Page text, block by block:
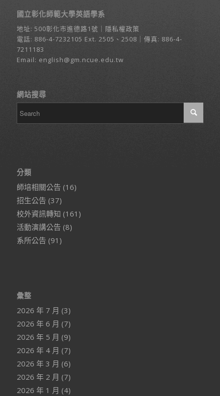
國立彰化師範大學英語學系
地址: 500彰化市進德路1號 ｜ 隱私權政策
電話: 886-4-7232105 Ext. 2505、2508｜傳真: 886-4-
7211183
Email: english@gm.ncue.edu.tw
網站搜尋
分類
師培相關公告 (16)
招生公告 (37)
校外資訊轉知 (161)
活動演講公告 (8)
系所公告 (91)
彙整
2026 年 7 月 (3)
2026 年 6 月 (7)
2026 年 5 月 (9)
2026 年 4 月 (7)
2026 年 3 月 (6)
2026 年 2 月 (7)
2026 年 1 月 (4)